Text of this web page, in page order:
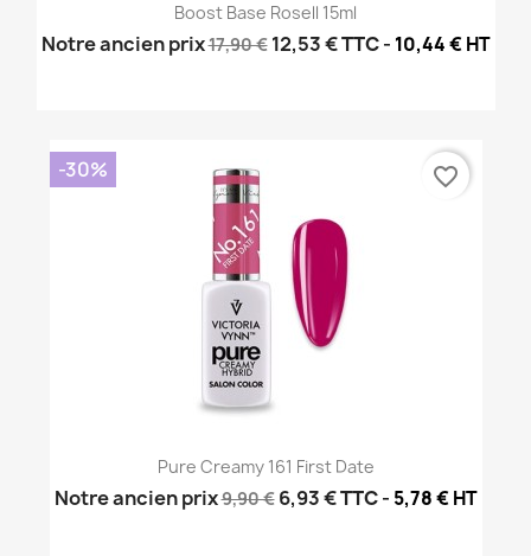
Boost Base Rosell 15ml
Notre ancien prix17,90 € 12,53 €TTC- 10,44 € HT
Pure Creamy 161 First Date
Notre ancien prix9,90 € 6,93 €TTC- 5,78 € HT
-30% favorite_border